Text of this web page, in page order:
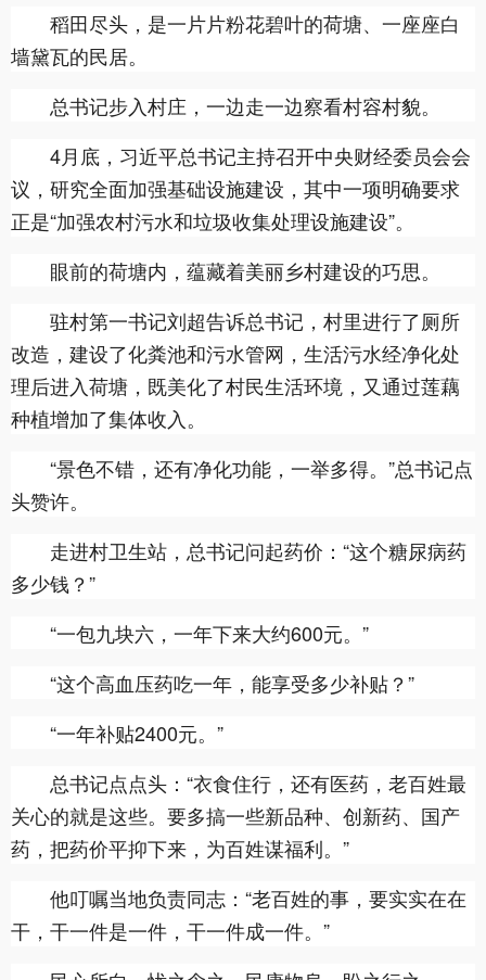
稻田尽头，是一片片粉花碧叶的荷塘、一座座白
墙黛瓦的民居。
总书记步入村庄，一边走一边察看村容村貌。
4月底，习近平总书记主持召开中央财经委员会会
议，研究全面加强基础设施建设，其中一项明确要求
正是“加强农村污水和垃圾收集处理设施建设”。
眼前的荷塘内，蕴藏着美丽乡村建设的巧思。
驻村第一书记刘超告诉总书记，村里进行了厕所
改造，建设了化粪池和污水管网，生活污水经净化处
理后进入荷塘，既美化了村民生活环境，又通过莲藕
种植增加了集体收入。
“景色不错，还有净化功能，一举多得。”总书记点
头赞许。
走进村卫生站，总书记问起药价：“这个糖尿病药
多少钱？”
“一包九块六，一年下来大约600元。”
“这个高血压药吃一年，能享受多少补贴？”
“一年补贴2400元。”
总书记点点头：“衣食住行，还有医药，老百姓最
关心的就是这些。要多搞一些新品种、创新药、国产
药，把药价平抑下来，为百姓谋福利。”
他叮嘱当地负责同志：“老百姓的事，要实实在在
干，干一件是一件，干一件成一件。”